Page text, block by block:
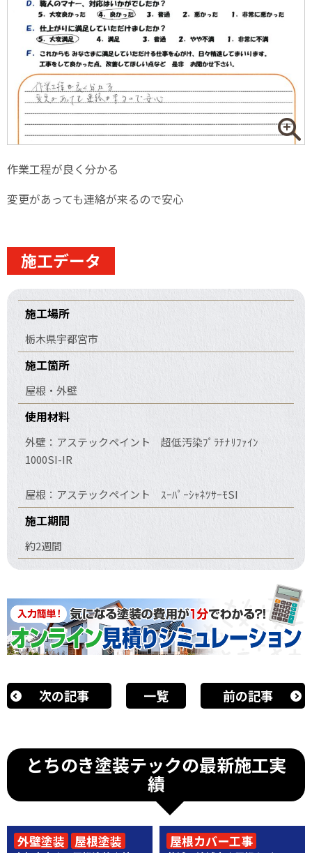
作業工程が良く分かる
変更があっても連絡が来るので安心
施工データ
施工場所
栃木県宇都宮市
施工箇所
屋根・外壁
使用材料
外壁：アステックペイント 超低汚染ﾌﾟﾗﾁﾅﾘﾌｧｲﾝ
1000SI-IR
屋根：アステックペイント ｽｰﾊﾟｰｼｬﾈﾂｻｰﾓSI
施工期間
約2週間
次の記事 一覧 前の記事
とちのき塗装テックの最新施工実
績
外壁塗装
屋根塗装
屋根カバー工事